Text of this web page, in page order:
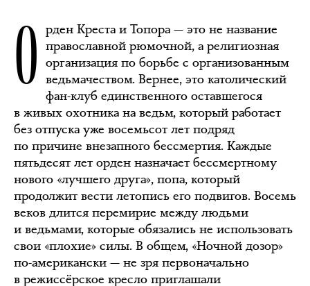
О рден Креста и Топора — это не название
православной рюмочной, а религиозная
организация по борьбе с организованным
ведьмачеством. Вернее, это католический
фан-клуб единственного оставшегося
в живых охотника на ведьм, который работает
без отпуска уже восемьсот лет подряд
по причине внезапного бессмертия. Каждые
пятьдесят лет орден назначает бессмертному
нового «лучшего друга», попа, который
продолжит вести летопись его подвигов. Восемь
веков длится перемирие между людьми
и ведьмами, которые обязались не использовать
свои «плохие» силы. В общем, «Ночной дозор»
по-американски — не зря первоначально
в режиссёрское кресло приглашали